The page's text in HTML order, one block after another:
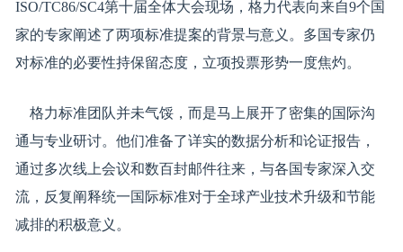
ISO/TC86/SC4第十届全体大会现场，格力代表向来自9个国
家的专家阐述了两项标准提案的背景与意义。多国专家仍
对标准的必要性持保留态度，立项投票形势一度焦灼。
格力标准团队并未气馁，而是马上展开了密集的国际沟
通与专业研讨。他们准备了详实的数据分析和论证报告，
通过多次线上会议和数百封邮件往来，与各国专家深入交
流，反复阐释统一国际标准对于全球产业技术升级和节能
减排的积极意义。